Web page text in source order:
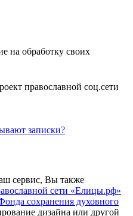
на обработку своих
православной соц.сети
записки?
сервис, Вы также
сети «Елицы.рф»
сохранения духовного
дизайна или другой